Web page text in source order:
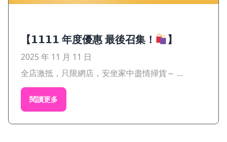
【𝟭𝟭𝟭𝟭 年度優惠 最後召集！ 】
2025 年 11 月 11 日
全店激抵，只限網店，安坐家中盡情掃貨～ ...
閱讀更多